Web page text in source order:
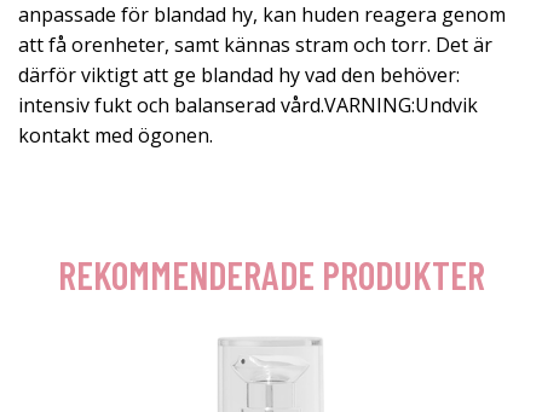
anpassade för blandad hy, kan huden reagera genom
att få orenheter, samt kännas stram och torr. Det är
därför viktigt att ge blandad hy vad den behöver:
intensiv fukt och balanserad vård.VARNING:Undvik
kontakt med ögonen.
REKOMMENDERADE PRODUKTER